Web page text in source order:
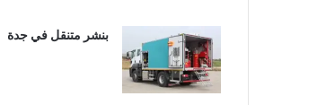
بنشر متنقل في جدة